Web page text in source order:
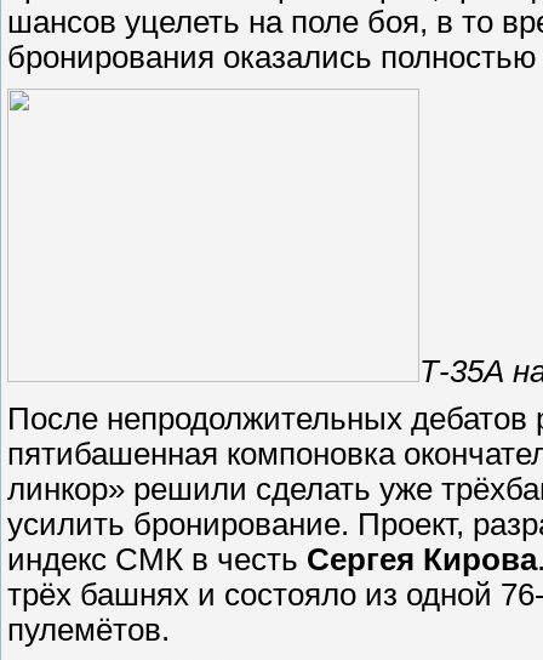
шансов уцелеть на поле боя, в то
бронирования оказались
Т-35А
После непродолжительных
пятибашенная компоновка
линкор» решили сделать уже
усилить бронирование. Проект,
индекс СМК в честь Сергея Кирова
трёх башнях и состояло из одной
пулемётов.